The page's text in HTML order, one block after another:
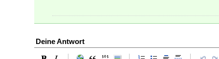
Deine Antwort